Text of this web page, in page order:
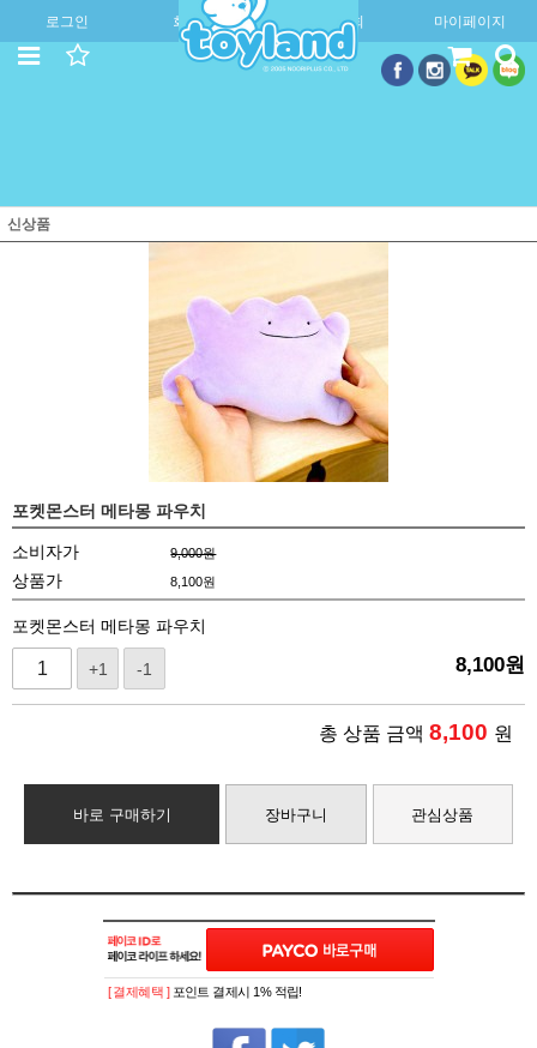
로그인 회원가입 주문조회 마이페이지
신상품
포켓몬스터 메타몽 파우치
소비자가 9,000원
상품가 8,100원
포켓몬스터 메타몽 파우치
+1 -1 8,100원
총 상품 금액 8,100 원
바로 구매하기 장바구니 관심상품
[ 결제혜택 ] 포인트 결제시 1% 적립!